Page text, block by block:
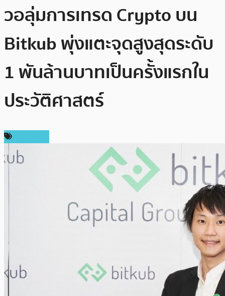
วอลุ่มการเทรด Crypto บน
Bitkub พุ่งแตะจุดสูงสุดระดับ
1 พันล้านบาทเป็นครั้งแรกใน
ประวัติศาสตร์